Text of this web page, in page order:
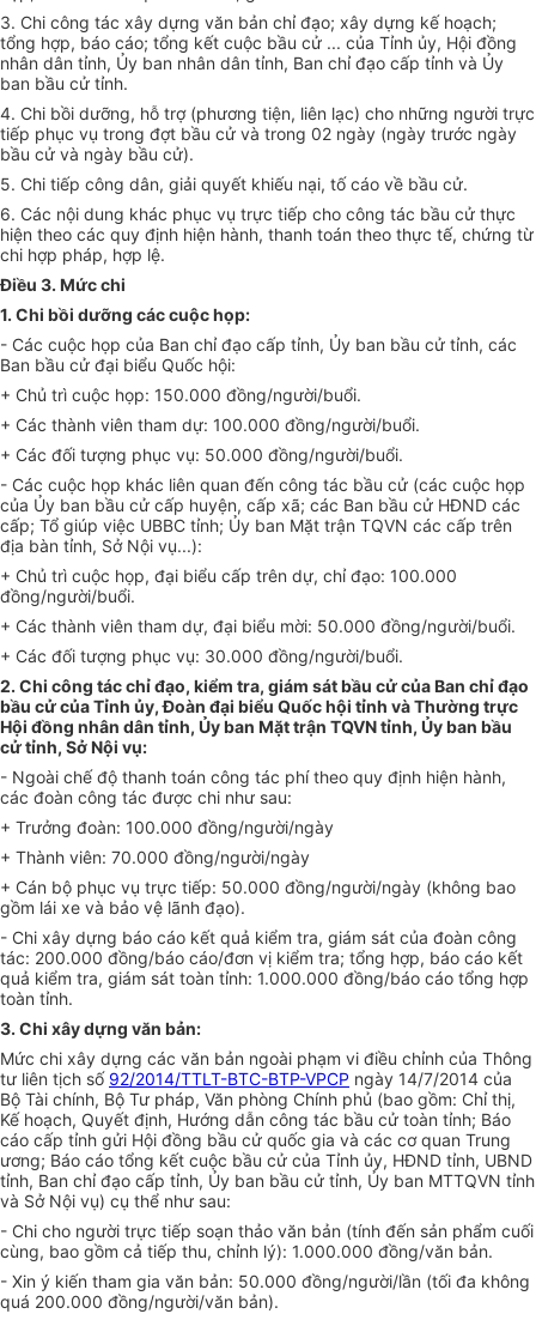
3. Chi công tác xây dựng văn bản chỉ đạo; xây dựng kế hoạch;
tổng hợp, báo cáo; tổng kết cuộc bầu cử ... của Tỉnh ủy, Hội đồng
nhân dân tỉnh, Ủy ban nhân dân tỉnh, Ban chỉ đạo cấp tỉnh và Ủy
ban bầu cử tỉnh.
4. Chi bồi dưỡng, hỗ trợ (phương tiện, liên lạc) cho những người trực
tiếp phục vụ trong đợt bầu cử và trong 02 ngày (ngày trước ngày
bầu cử và ngày bầu cử).
5. Chi tiếp công dân, giải quyết khiếu nại, tốcáo về bầu cử.
6. Các nội dung khác phục vụ trực tiếp cho công tác bầu cử thực
hiện theo các quy định hiện hành, thanh toán theo thực tế, chứng từ
chi hợp pháp, hợp lệ.
Điều 3. Mức chi
1. Chi bồi dưỡng các cuộc họp:
- Các cuộc họp của Ban chỉ đạo cấp tỉnh, Ủy ban bầu cử tỉnh, các
Ban bầu cử đại biểu Quốc hội:
+ Chủ trì cuộc họp: 150.000 đồng/người/buổi.
+ Các thành viên tham dự: 100.000 đồng/người/buổi.
+ Các đối tượng phục vụ: 50.000 đồng/người/buổi.
- Các cuộc họp khác liên quan đến công tác bầu cử (các cuộc họp
của Ủy ban bầu cử cấp huyện, cấp xã; các Ban bầu cử HĐND các
cấp; Tổ giúp việc UBBC tỉnh; Ủy ban Mặt trận TQVN các cấp trên
địa bàn tỉnh, Sở Nội vụ...):
+ Chủ trì cuộc họp, đại biểu cấp trên dự, chỉ đạo: 100.000
đồng/người/buổi.
+ Các thành viên tham dự, đại biểu mời: 50.000 đồng/người/buổi.
+ Các đối tượng phục vụ: 30.000 đồng/người/buổi.
2. Chi công tácchỉ đạo, kiểm tra, giám sát bầu cử của Ban chỉ đạo
bầu cử của Tỉnh ủy, Đoàn đại biểu Quốc hội tỉnh và Thường trực
Hội đồng nhân dân tỉnh, Ủy ban Mặt trận TQVN tỉnh, Ủy ban bầu
cử tỉnh, SởNội vụ:
- Ngoài chếđộ thanh toán công tác phí theo quy định hiện hành,
các đoàn công tác được chi như sau:
+ Trưởng đoàn: 100.000 đồng/người/ngày
+ Thành viên: 70.000 đồng/người/ngày
+ Cán bộ phục vụ trực tiếp: 50.000 đồng/người/ngày (không bao
gồm lái xe và bảo vệ lãnh đạo).
- Chi xây dựng báo cáo kết quả kiểm tra, giám sát của đoàn công
tác: 200.000 đồng/báo cáo/đơn vị kiểm tra; tổng hợp, báo cáo kết
quả kiểm tra, giám sát toàn tỉnh: 1.000.000 đồng/báo cáo tổng hợp
toàn tỉnh.
3. Chi xây dựng văn bản:
Mức chi xây dựng các văn bản ngoài phạm vi điều chỉnh của Thông
tư liên tịch số 92/2014/TTLT-BTC-BTP-VPCP ngày 14/7/2014 của
Bộ Tài chính, Bộ Tư pháp, Văn phòng Chính phủ (bao gồm: Chỉ thị,
Kế hoạch, Quyết định, Hướng dẫn công tác bầu cử toàn tỉnh; Báo
cáo cấp tỉnh gửi Hội đồng bầu cử quốc gia và các cơ quan Trung
ương; Báo cáo tổng kết cuộc bầu cử của Tỉnh ủy, HĐND tỉnh, UBND
tỉnh, Ban chỉ đạo cấp tỉnh, Ủy ban bầu cử tỉnh, Ủy ban MTTQVN tỉnh
và Sở Nội vụ) cụ thể như sau:
- Chi cho người trực tiếp soạn thảo văn bản (tính đến sản phẩm cuối
cùng, bao gồm cả tiếp thu, chỉnh lý): 1.000.000 đồng/văn bản.
- Xin ý kiến tham gia văn bản: 50.000 đồng/người/lần (tối đa không
quá 200.000 đồng/người/văn bản).